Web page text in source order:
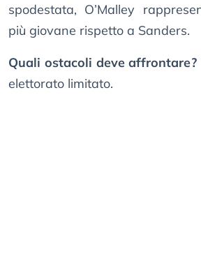
spodestata, O’Malley
più giovane rispetto a Sanders.
Quali ostacoli deve affrontare?
elettorato limitato.